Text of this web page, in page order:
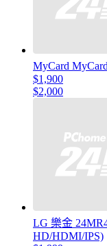
MyCard
$1,900
$2,000
LG 樂金
HD/HDMI/IPS)